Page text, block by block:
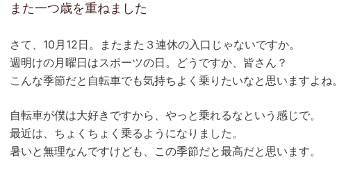
また一つ歳を重ねました
さて、10月12日。またまた３連休の入口じゃないですか。
週明けの月曜日はスポーツの日。どうですか、皆さん？
こんな季節だと自転車でも気持ちよく乗りたいなと思いますよね。
自転車が僕は大好きですから、やっと乗れるなという感じで。
最近は、ちょくちょく乗るようになりました。
暑いと無理なんですけども、この季節だと最高だと思います。